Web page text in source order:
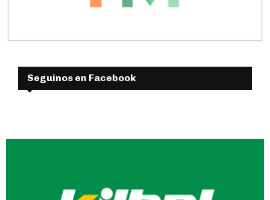
Seguinos en Facebook